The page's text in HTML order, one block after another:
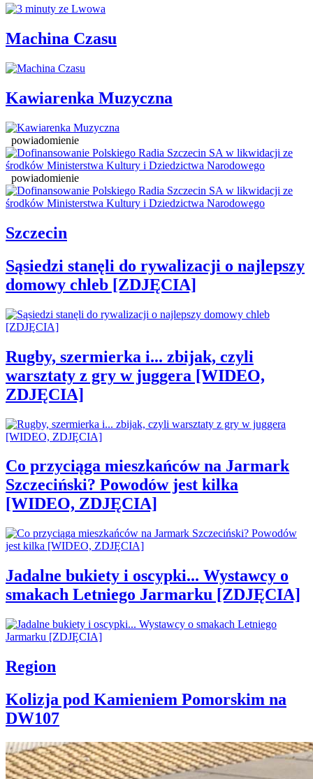
Machina Czasu
Kawiarenka Muzyczna
powiadomienie
powiadomienie
Szczecin
Sąsiedzi stanęli do rywalizacji o najlepszy
domowy chleb [ZDJĘCIA]
Rugby, szermierka i... zbijak, czyli
warsztaty z gry w juggera [WIDEO,
ZDJĘCIA]
Co przyciąga mieszkańców na Jarmark
Szczeciński? Powodów jest kilka
[WIDEO, ZDJĘCIA]
Jadalne bukiety i oscypki... Wystawcy o
smakach Letniego Jarmarku [ZDJĘCIA]
Region
Kolizja pod Kamieniem Pomorskim na
DW107